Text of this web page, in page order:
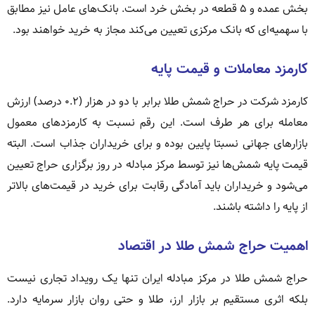
بخش عمده و ۵ قطعه در بخش خرد است. بانک‌های عامل نیز مطابق
با سهمیه‌ای که بانک مرکزی تعیین می‌کند مجاز به خرید خواهند بود.
کارمزد معاملات و قیمت پایه
کارمزد شرکت در حراج شمش طلا برابر با دو در هزار (۰.۲ درصد) ارزش
معامله برای هر طرف است. این رقم نسبت به کارمزدهای معمول
بازارهای جهانی نسبتا پایین بوده و برای خریداران جذاب است. البته
قیمت پایه شمش‌ها نیز توسط مرکز مبادله در روز برگزاری حراج تعیین
می‌شود و خریداران باید آمادگی رقابت برای خرید در قیمت‌های بالاتر
از پایه را داشته باشند.
اهمیت حراج شمش طلا در اقتصاد
حراج شمش طلا در مرکز مبادله ایران تنها یک رویداد تجاری نیست
بلکه اثری مستقیم بر بازار ارز، طلا و حتی روان بازار سرمایه دارد.